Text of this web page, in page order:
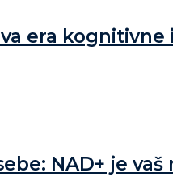
era
NAD+ je